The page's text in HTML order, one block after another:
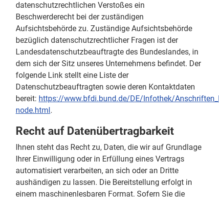
datenschutzrechtlichen Verstoßes ein
Beschwerderecht bei der zuständigen
Aufsichtsbehörde zu. Zuständige Aufsichtsbehörde
bezüglich datenschutzrechtlicher Fragen ist der
Landesdatenschutzbeauftragte des Bundeslandes, in
dem sich der Sitz unseres Unternehmens befindet. Der
folgende Link stellt eine Liste der
Datenschutzbeauftragten sowie deren Kontaktdaten
bereit: https://www.bfdi.bund.de/DE/Infothek/
node.html.
Recht auf Datenübertragbarkeit
Ihnen steht das Recht zu, Daten, die wir auf Grundlage
Ihrer Einwilligung oder in Erfüllung eines Vertrags
automatisiert verarbeiten, an sich oder an Dritte
aushändigen zu lassen. Die Bereitstellung erfolgt in
einem maschinenlesbaren Format. Sofern Sie die